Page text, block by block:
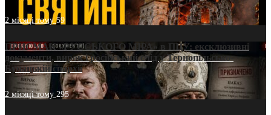
2 місяці тому59
ПРИСМАК «РУССЬКОГО МІРА» в ПЦУ: ексклюзивні
документи, вирок і російський слід у Тернопільсько-
Бучацькій єпархії
2 місяці тому 295